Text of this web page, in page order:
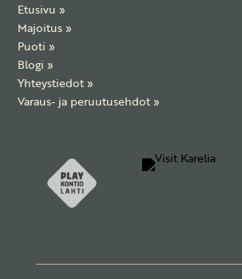
Etusivu »
Majoitus »
Puoti »
Blogi »
Yhteystiedot »
Varaus- ja peruutusehdot »